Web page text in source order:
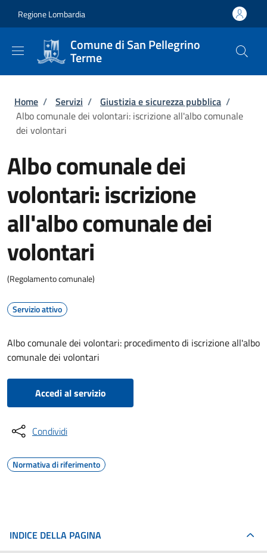
Regione Lombardia
Comune di San Pellegrino
Terme
Briciole di pane
Home / Servizi / Giustizia e sicurezza pubblica /
Albo comunale dei volontari: iscrizione all'albo comunale
dei volontari
Albo comunale dei
volontari: iscrizione
all'albo comunale dei
volontari
(Regolamento comunale)
Servizio attivo
Albo comunale dei volontari: procedimento di iscrizione all'albo
comunale dei volontari
Accedi al servizio
Condividi
Normativa di riferimento
INDICE DELLA PAGINA